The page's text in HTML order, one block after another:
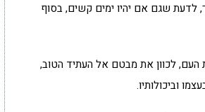
לדעת שגם אם יהיו ימים קשים, בסוף
העם, לכוון את מבטם אל העתיד הטוב,
וביכולותיו.